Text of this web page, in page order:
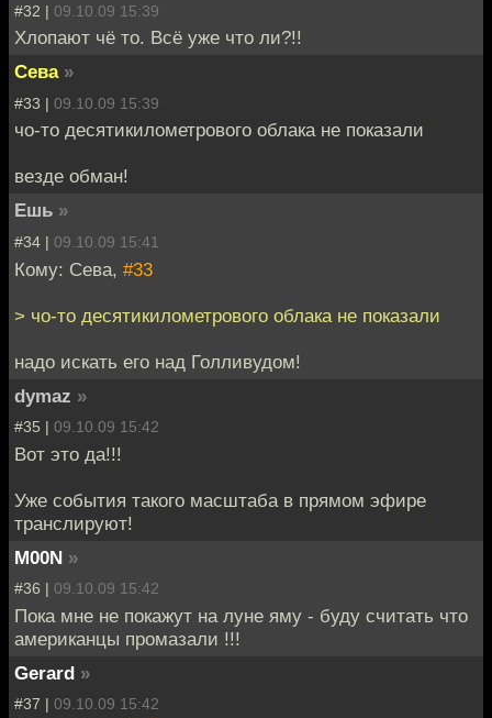
#32 | 09.10.09 15:39
Хлопают чё то. Всё уже что ли?!!
Сева »
#33 | 09.10.09 15:39
чо-то десятикилометрового облака не показали
везде обман!
Ешь »
#34 | 09.10.09 15:41
Кому: Сева, #33
> чо-то десятикилометрового облака не показали
надо искать его над Голливудом!
dymaz »
#35 | 09.10.09 15:42
Вот это да!!!
Уже события такого масштаба в прямом эфире
транслируют!
M00N »
#36 | 09.10.09 15:42
Пока мне не покажут на луне яму - буду считать что
американцы промазали !!!
Gerard »
#37 | 09.10.09 15:42